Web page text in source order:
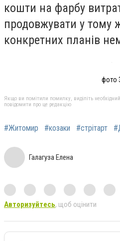
кошти на фарбу
продовжувати у тому
конкретних планів
фото
Якщо ви помітили помилку, виділіть
повідомити про це редакцію
#Житомир #козаки #стрітарт
Галагуза Елена
Авторизуйтесь, щоб оцінити